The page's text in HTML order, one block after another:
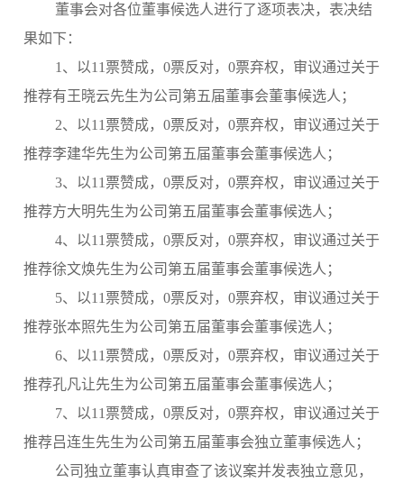
董事会对各位董事候选人进行了逐项表决，表决结
果如下：
1、以11票赞成，0票反对，0票弃权，审议通过关于
推荐有王晓云先生为公司第五届董事会董事候选人；
2、以11票赞成，0票反对，0票弃权，审议通过关于
推荐李建华先生为公司第五届董事会董事候选人；
3、以11票赞成，0票反对，0票弃权，审议通过关于
推荐方大明先生为公司第五届董事会董事候选人；
4、以11票赞成，0票反对，0票弃权，审议通过关于
推荐徐文焕先生为公司第五届董事会董事候选人；
5、以11票赞成，0票反对，0票弃权，审议通过关于
推荐张本照先生为公司第五届董事会董事候选人；
6、以11票赞成，0票反对，0票弃权，审议通过关于
推荐孔凡让先生为公司第五届董事会董事候选人；
7、以11票赞成，0票反对，0票弃权，审议通过关于
推荐吕连生先生为公司第五届董事会独立董事候选人；
公司独立董事认真审查了该议案并发表独立意见，